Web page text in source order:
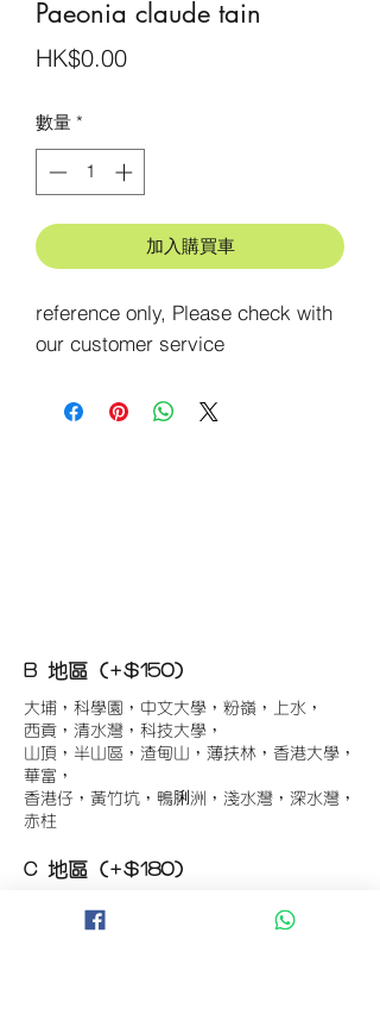
Paeonia claude tain
HK$0.00價
數量 *
加入購買車
reference only, Please check with
our customer service
B 地區 (+$150)
大埔，科學園，中文大學，粉嶺，上水，
西貢，清水灣，科技大學，
山頂，半山區，渣甸山，薄扶林，香港大學，
華富，
香港仔，黃竹坑，鴨脷洲，淺水灣，深水灣，
赤柱
C 地區 (+$180)
東涌，珀麗灣(馬灣)，南灣，
將軍澳工業區，大埔工業區，